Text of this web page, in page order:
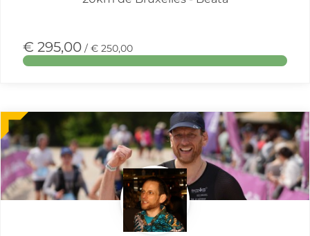
€ 295,00 / € 250,00
Meer
over
deze
actie